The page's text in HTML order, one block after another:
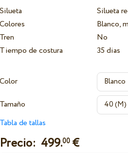
Silueta
Silueta
Colores
Blanco,
Tren
No
Tiempo de costura
35 dias
Color
Tamaño
Tabla de tallas
Precio: 499.00 €